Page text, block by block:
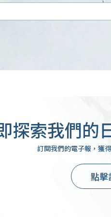
探索我們的
訂閱我們的電子報，獲
點擊